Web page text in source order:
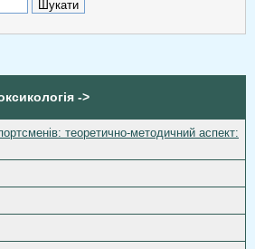
->
теоретично-методичний аспект: